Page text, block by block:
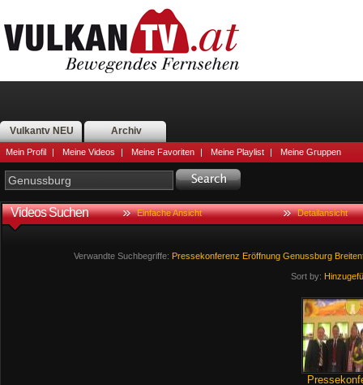
Vulkantv NEU Archiv
Mein Profil | Meine Videos | Meine Favoriten | Meine Playlist | Meine Gruppen
Videos Suchen Einfache Ansicht Detailansicht
Verwandte Suchbegriffe: Pressekonferenz Eröffnung Genussburg
Sort by: